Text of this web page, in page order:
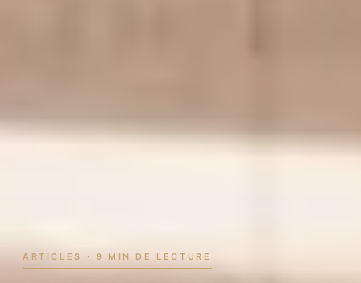
ARTICLES · 9 MIN DE LECTURE